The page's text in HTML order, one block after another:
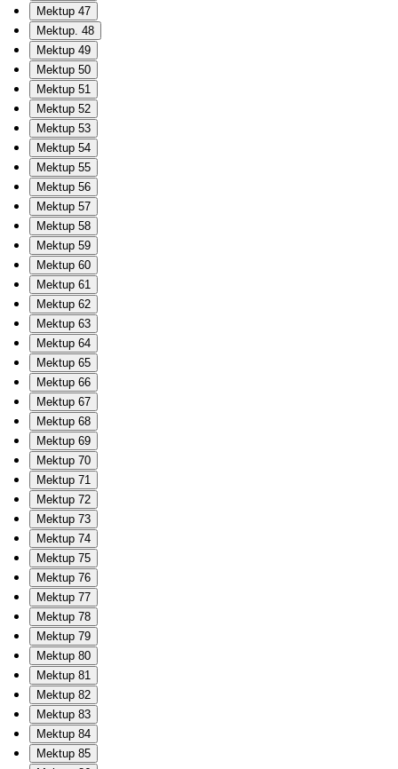
Mektup 47
Mektup. 48
Mektup 49
Mektup 50
Mektup 51
Mektup 52
Mektup 53
Mektup 54
Mektup 55
Mektup 56
Mektup 57
Mektup 58
Mektup 59
Mektup 60
Mektup 61
Mektup 62
Mektup 63
Mektup 64
Mektup 65
Mektup 66
Mektup 67
Mektup 68
Mektup 69
Mektup 70
Mektup 71
Mektup 72
Mektup 73
Mektup 74
Mektup 75
Mektup 76
Mektup 77
Mektup 78
Mektup 79
Mektup 80
Mektup 81
Mektup 82
Mektup 83
Mektup 84
Mektup 85